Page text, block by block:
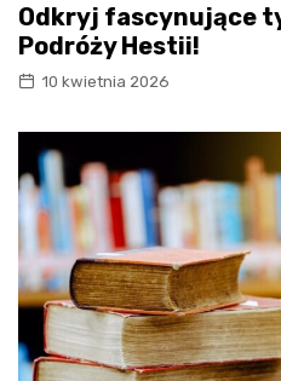
Odkryj fascynujące
Podróży Hestii!
10 kwietnia 2026